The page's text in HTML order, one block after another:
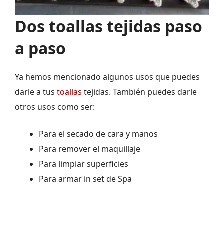
Dos toallas tejidas paso
a paso
Ya hemos mencionado algunos usos que puedes
darle a tus toallas tejidas. También puedes darle
otros usos como ser:
Para el secado de cara y manos
Para remover el maquillaje
Para limpiar superficies
Para armar in set de Spa